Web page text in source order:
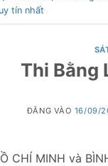
tín nhất
Thi Bằng
ĐĂNG VÀO 16/09/
CHÍ MINH và